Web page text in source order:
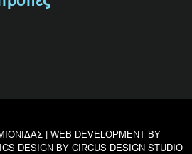
| WEB DEVELOPMENT BY
DESIGN BY CIRCUS DESIGN STUDIO